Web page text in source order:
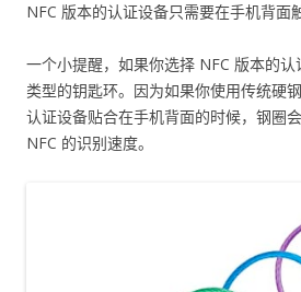
NFC 版本的认证设备只需要在手机背面
一个小提醒，如果你选择 NFC 版本的
类型的钥匙环。因为如果你使用传统硬
认证设备贴合在手机背面的时候，钢圈
NFC 的识别速度。